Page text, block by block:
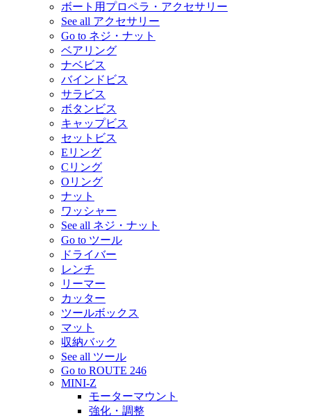
ボート用プロペラ・アクセサリー
See all アクセサリー
Go to ネジ・ナット
ベアリング
ナベビス
バインドビス
サラビス
ボタンビス
キャップビス
セットビス
Eリング
Cリング
Oリング
ナット
ワッシャー
See all ネジ・ナット
Go to ツール
ドライバー
レンチ
リーマー
カッター
ツールボックス
マット
収納バック
See all ツール
Go to ROUTE 246
MINI-Z
モーターマウント
強化・調整